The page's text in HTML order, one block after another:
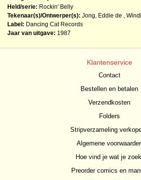
Held/serie: Rockin' Belly
Tekenaar(s)/Ontwerper(s): Jong, Eddie de ,
Label: Dancing Cat Records
Jaar van uitgave: 1987
Klantenservice
Contact
Bestellen en betalen
Verzendkosten
Folders
Stripverzameling
Algemene
Hoe vind je wat je
Preorder comics en